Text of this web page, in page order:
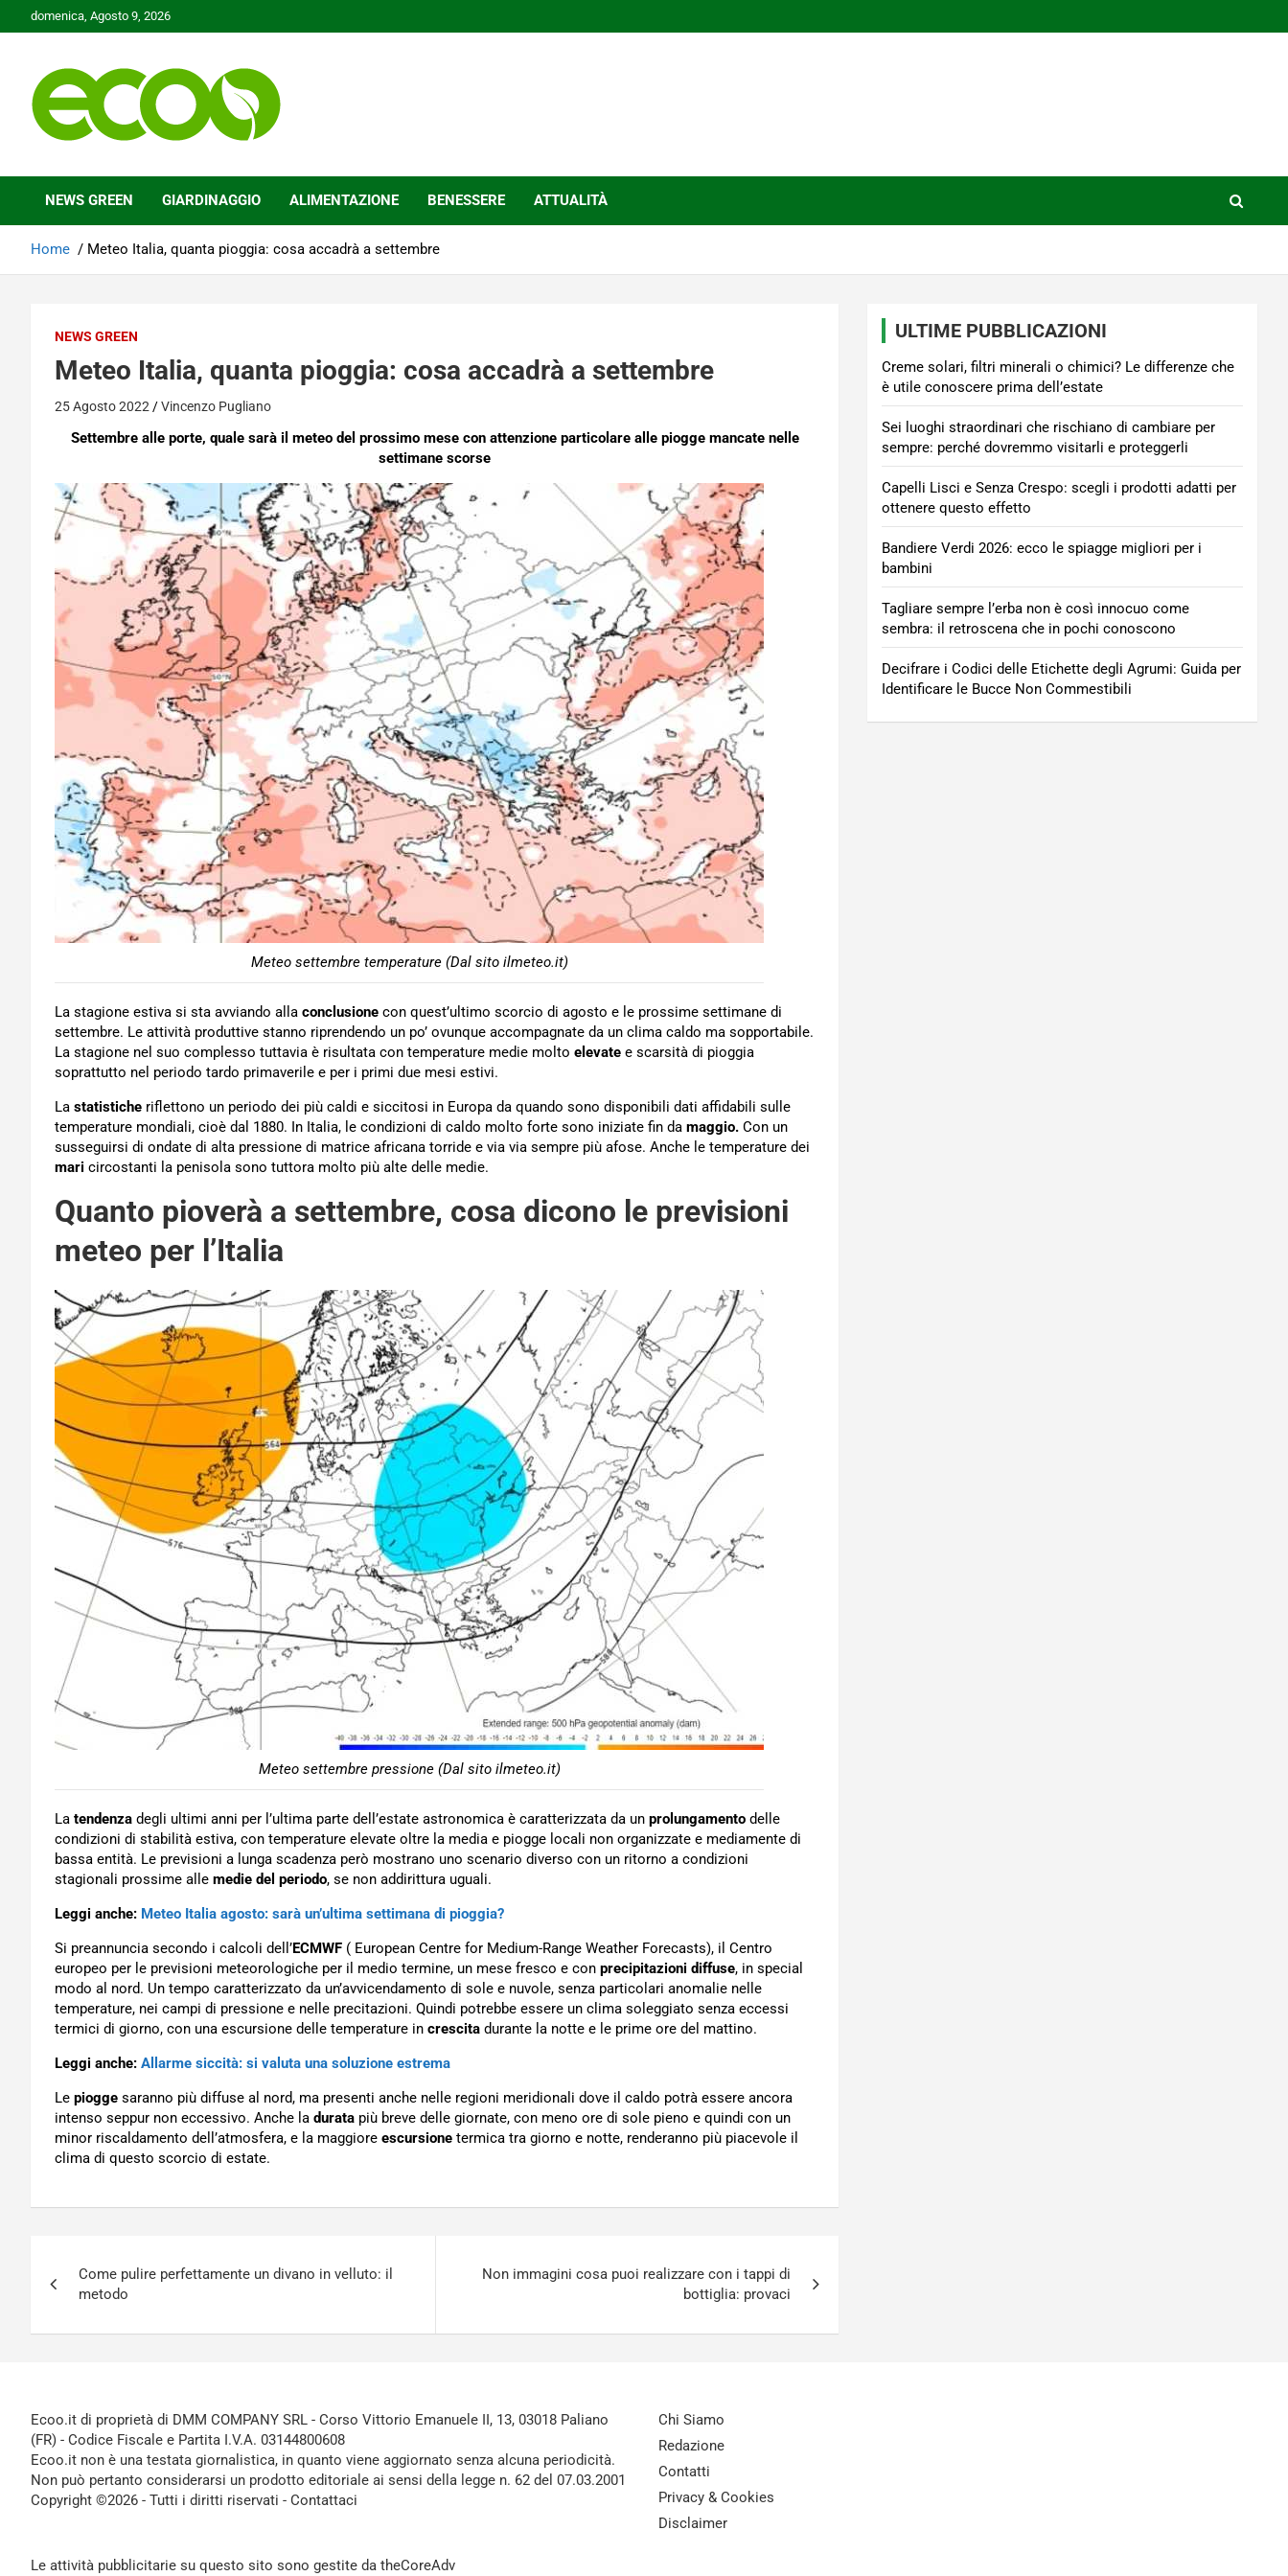
to
domenica, Agosto 9, 2026
Ecoo.it
NEWS GREEN GIARDINAGGIO ALIMENTAZIONE BENESSERE ATTUALITÀ
Home Meteo Italia, quanta pioggia: cosa accadrà a settembre
NEWS GREEN
Meteo Italia, quanta pioggia: cosa accadrà a settembre
25 Agosto 2022 Vincenzo Pugliano
Settembre alle porte, quale sarà il meteo del prossimo mese con attenzione particolare alle piogge mancate nelle
settimane scorse
Meteo settembre temperature (Dal sito ilmeteo.it)
La stagione estiva si sta avviando alla conclusione con quest’ultimo scorcio di agosto e le prossime settimane di
settembre. Le attività produttive stanno riprendendo un po’ ovunque accompagnate da un clima caldo ma sopportabile.
La stagione nel suo complesso tuttavia è risultata con temperature medie molto elevate e scarsità di pioggia
soprattutto nel periodo tardo primaverile e per i primi due mesi estivi.
La statistiche riflettono un periodo dei più caldi e siccitosi in Europa da quando sono disponibili dati affidabili sulle
temperature mondiali, cioè dal 1880. In Italia, le condizioni di caldo molto forte sono iniziate fin da maggio. Con un
susseguirsi di ondate di alta pressione di matrice africana torride e via via sempre più afose. Anche le temperature dei
mari circostanti la penisola sono tuttora molto più alte delle medie.
Quanto pioverà a settembre, cosa dicono le previsioni
meteo per l’Italia
Meteo settembre pressione (Dal sito ilmeteo.it)
La tendenza degli ultimi anni per l’ultima parte dell’estate astronomica è caratterizzata da un prolungamento delle
condizioni di stabilità estiva, con temperature elevate oltre la media e piogge locali non organizzate e mediamente di
bassa entità. Le previsioni a lunga scadenza però mostrano uno scenario diverso con un ritorno a condizioni
stagionali prossime alle medie del periodo, se non addirittura uguali.
Leggi anche: Meteo Italia agosto: sarà un’ultima settimana di pioggia?
Si preannuncia secondo i calcoli dell’ECMWF ( European Centre for Medium-Range Weather Forecasts), il Centro
europeo per le previsioni meteorologiche per il medio termine, un mese fresco e con precipitazioni diffuse, in special
modo al nord. Un tempo caratterizzato da un’avvicendamento di sole e nuvole, senza particolari anomalie nelle
temperature, nei campi di pressione e nelle precitazioni. Quindi potrebbe essere un clima soleggiato senza eccessi
termici di giorno, con una escursione delle temperature in crescita durante la notte e le prime ore del mattino.
Leggi anche: Allarme siccità: si valuta una soluzione estrema
Le piogge saranno più diffuse al nord, ma presenti anche nelle regioni meridionali dove il caldo potrà essere ancora
intenso seppur non eccessivo. Anche la durata più breve delle giornate, con meno ore di sole pieno e quindi con un
minor riscaldamento dell’atmosfera, e la maggiore escursione termica tra giorno e notte, renderanno più piacevole il
clima di questo scorcio di estate.
articoli
Come pulire perfettamente un divano in velluto: il
metodo
Non immagini cosa puoi realizzare con i tappi di
bottiglia: provaci
ULTIME PUBBLICAZIONI
Creme solari, filtri minerali o chimici? Le differenze che
è utile conoscere prima dell’estate
Sei luoghi straordinari che rischiano di cambiare per
sempre: perché dovremmo visitarli e proteggerli
Capelli Lisci e Senza Crespo: scegli i prodotti adatti per
ottenere questo effetto
Bandiere Verdi 2026: ecco le spiagge migliori per i
bambini
Tagliare sempre l’erba non è così innocuo come
sembra: il retroscena che in pochi conoscono
Decifrare i Codici delle Etichette degli Agrumi: Guida per
Identificare le Bucce Non Commestibili
Ecoo.it di proprietà di DMM COMPANY SRL - Corso Vittorio Emanuele II, 13, 03018 Paliano
(FR) - Codice Fiscale e Partita I.V.A. 03144800608
Ecoo.it non è una testata giornalistica, in quanto viene aggiornato senza alcuna periodicità.
Non può pertanto considerarsi un prodotto editoriale ai sensi della legge n. 62 del 07.03.2001
Copyright ©2026 - Tutti i diritti riservati - Contattaci
Le attività pubblicitarie su questo sito sono gestite da theCoreAdv
Chi Siamo
Redazione
Contatti
Privacy & Cookies
Disclaimer